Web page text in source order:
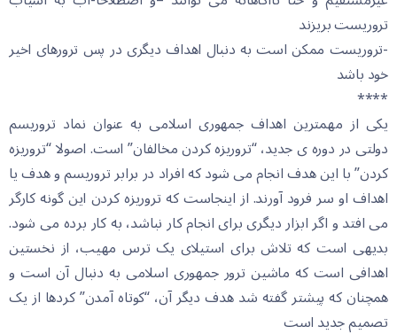
تروریست بریزند
-تروریست ممکن است به دنبال اهداف دیگری در پس ترورهای اخیر
خود باشد
****
یکی از مهمترین اهداف جمهوری اسلامی به عنوان نماد تروریسم
دولتی در دوره ی جدید، “تروریزه کردن مخالفان” است. اصولا “تروریزه
کردن” با این هدف انجام می شود که افراد در برابر تروریسم و هدف یا
اهداف او سر فرود آورند. از اینجاست که تروریزه کردن این گونه کارگر
می افتد و اگر ابزار دیگری برای انجام کار نباشد، به کار برده می شود.
بدیهی است که تلاش برای استیلای یک ترس مهیب، از نخستین
اهدافی است که ماشین ترور جمهوری اسلامی به دنبال آن است و
همچنان که پیشتر گفته شد هدف دیگر آن، “کوتاه آمدن” کردها از یک
تصمیم جدید است